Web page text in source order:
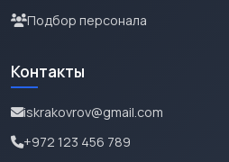
Подбор персонала
Контакты
iskrakovrov@gmail.com
+972 123 456 789